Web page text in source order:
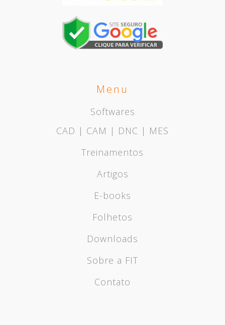
Menu
Softwares
CAD | CAM | DNC | MES
Treinamentos
Artigos
E-books
Folhetos
Downloads
Sobre a FIT
Contato